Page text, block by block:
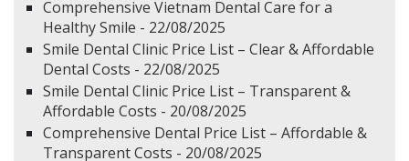
Comprehensive Vietnam Dental Care for a
Healthy Smile - 22/08/2025
Smile Dental Clinic Price List – Clear & Affordable
Dental Costs - 22/08/2025
Smile Dental Clinic Price List – Transparent &
Affordable Costs - 20/08/2025
Comprehensive Dental Price List – Affordable &
Transparent Costs - 20/08/2025